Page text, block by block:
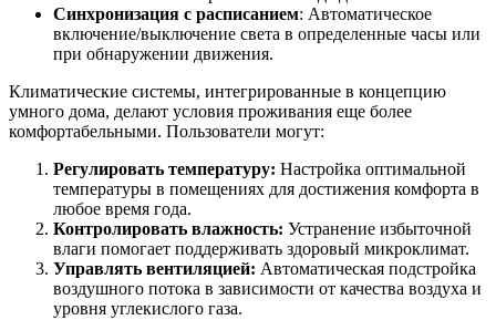
Синхронизация с расписанием: Автоматическое
включение/выключение света в определенные часы или
при обнаружении движения.
Климатические системы, интегрированные в концепцию
умного дома, делают условия проживания еще более
комфортабельными. Пользователи могут:
Регулировать температуру: Настройка оптимальной
температуры в помещениях для достижения комфорта в
любое время года.
Контролировать влажность: Устранение избыточной
влаги помогает поддерживать здоровый микроклимат.
Управлять вентиляцией: Автоматическая подстройка
воздушного потока в зависимости от качества воздуха и
уровня углекислого газа.